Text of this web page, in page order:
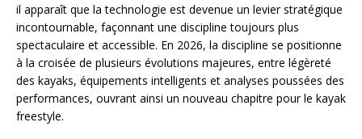
il apparaît que la technologie est devenue un levier stratégique
incontournable, façonnant une discipline toujours plus
spectaculaire et accessible. En 2026, la discipline se positionne
à la croisée de plusieurs évolutions majeures, entre légèreté
des kayaks, équipements intelligents et analyses poussées des
performances, ouvrant ainsi un nouveau chapitre pour le kayak
freestyle.